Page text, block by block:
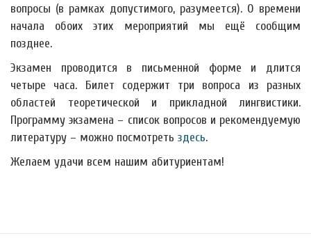
вопросы (в рамках допустимого, разумеется). О времени
начала обоих этих мероприятий мы ещё сообщим
позднее.
Экзамен проводится в письменной форме и длится
четыре часа. Билет содержит три вопроса из разных
областей теоретической и прикладной лингвистики.
Программу экзамена – список вопросов и рекомендуемую
литературу – можно посмотретьздесь.
Желаем удачи всем нашим абитуриентам!